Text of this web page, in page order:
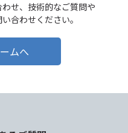
せ、技術的なご質問や
合わせください。
ムへ